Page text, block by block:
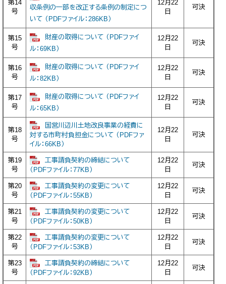
第14
号
収条例の一部を改正する条例の制定につ
いて （PDFファイル：286KB）
12月22
日
可決
第15
号
財産の取得について （PDFファイ
ル：69KB）
12月22
日
可決
第16
号
財産の取得について （PDFファイ
ル：82KB）
12月22
日
可決
第17
号
財産の取得について （PDFファイ
ル：65KB）
12月22
日
可決
第18
号
国営川辺川土地改良事業の経費に
対する市町村負担金について （PDFファ
イル：66KB）
12月22
日
可決
第19
号
工事請負契約の締結について
（PDFファイル：77KB）
12月22
日
可決
第20
号
工事請負契約の変更について
（PDFファイル：55KB）
12月22
日
可決
第21
号
工事請負契約の変更について
（PDFファイル：50KB）
12月22
日
可決
第22
号
工事請負契約の変更について
（PDFファイル：53KB）
12月22
日
可決
第23
号
工事請負契約の締結について
（PDFファイル：92KB）
12月22
日
可決